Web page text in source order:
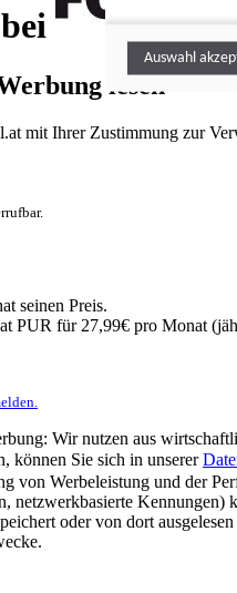
lesen
mit Ihrer Zustimmung zur
seinen Preis.
PUR für 27,99€ pro Monat
Wir nutzen aus
können Sie sich in unserer
von Werbeleistung und der
netzwerkbasierte
oder von dort
Auswahl